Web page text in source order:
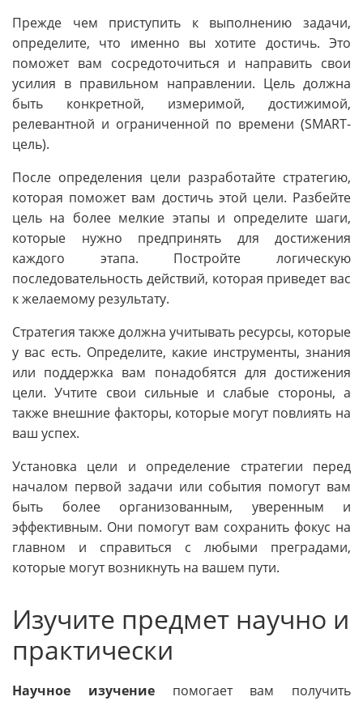
Прежде чем приступить к выполнению задачи,
определите, что именно вы хотите достичь. Это
поможет вам сосредоточиться и направить свои
усилия в правильном направлении. Цель должна
быть конкретной, измеримой, достижимой,
релевантной и ограниченной по времени (SMART-
цель).
После определения цели разработайте стратегию,
которая поможет вам достичь этой цели. Разбейте
цель на более мелкие этапы и определите шаги,
которые нужно предпринять для достижения
каждого этапа. Постройте логическую
последовательность действий, которая приведет вас
к желаемому результату.
Стратегия также должна учитывать ресурсы, которые
у вас есть. Определите, какие инструменты, знания
или поддержка вам понадобятся для достижения
цели. Учтите свои сильные и слабые стороны, а
также внешние факторы, которые могут повлиять на
ваш успех.
Установка цели и определение стратегии перед
началом первой задачи или события помогут вам
быть более организованным, уверенным и
эффективным. Они помогут вам сохранить фокус на
главном и справиться с любыми преградами,
которые могут возникнуть на вашем пути.
Изучите предмет научно и
практически
Научное изучениепомогает вам получить